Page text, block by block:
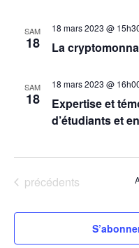
SAM
18
18 mars 2023 @
La
SAM
18
18 mars 2023 @
Expertise et
d’étudiants et
Évènements
précédents